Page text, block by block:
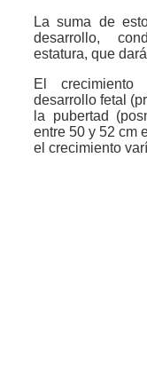
La suma de
desarrollo,
estatura, que
El
desarrollo fetal
la pubertad
entre 50 y 52 cm
el crecimiento